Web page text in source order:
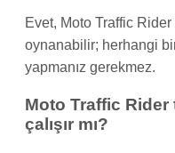
Evet, Moto Traffic
oynanabilir; herhangi
yapmanız gerekmez.
Moto Traffic
çalışır mı?